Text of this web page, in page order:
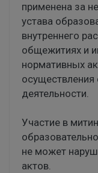
применена за
устава
внутреннего
общежитиях и
нормативных
осуществления
деятельности.
Участие в
не может
актов.